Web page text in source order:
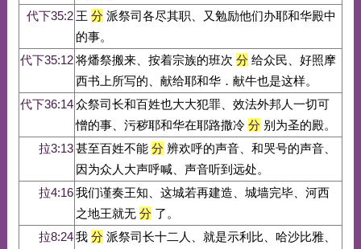
代下35:2 王 分派祭司各尽其职、又勉励他们办耶和华殿中
的事。
代下35:12将燔祭搬来、按着宗族的班次 分给众民、好照摩
西书上所写的、献给耶和华．献牛也是这样。
代下36:14众祭司长和百姓也大大犯罪、效法外邦人一切可
憎的事、污秽耶和华在耶路撒冷 分别为圣的殿。
拉3:13甚至百姓不能 分辨欢呼的声音、和哭号的声音、
因为众人大声呼喊、声音听到远处。
拉4:16我们谨奏王知、这城若再建造、城墙完毕、河西
之地王就无 分了。
拉8:24我 分派祭司长十二人、就是示利比、哈沙比雅、